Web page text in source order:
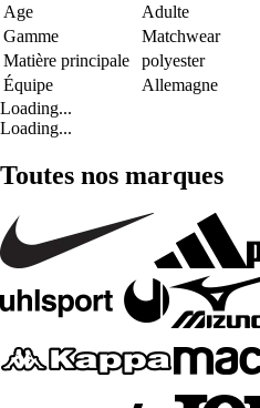
Age
Adulte
Gamme
Matchwear
Matière principale
polyester
Équipe
Allemagne
Loading...
Loading...
Toutes nos marques